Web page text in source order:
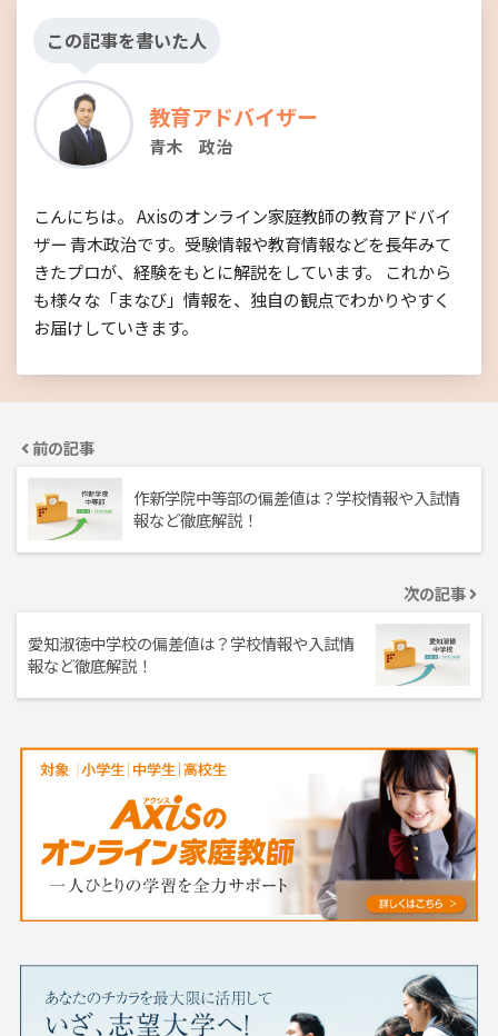
この記事を書いた人
教育アドバイザー
青木 政治
こんにちは。 Axisのオンライン家庭教師の教育アドバイ
ザー 青木政治です。受験情報や教育情報などを長年みて
きたプロが、経験をもとに解説をしています。 これから
も様々な「まなび」情報を、独自の観点でわかりやすく
お届けしていきます。
前の記事
作新学院中等部の偏差値は？学校情報や入試情
報など徹底解説！
次の記事
愛知淑徳中学校の偏差値は？学校情報や入試情
報など徹底解説！